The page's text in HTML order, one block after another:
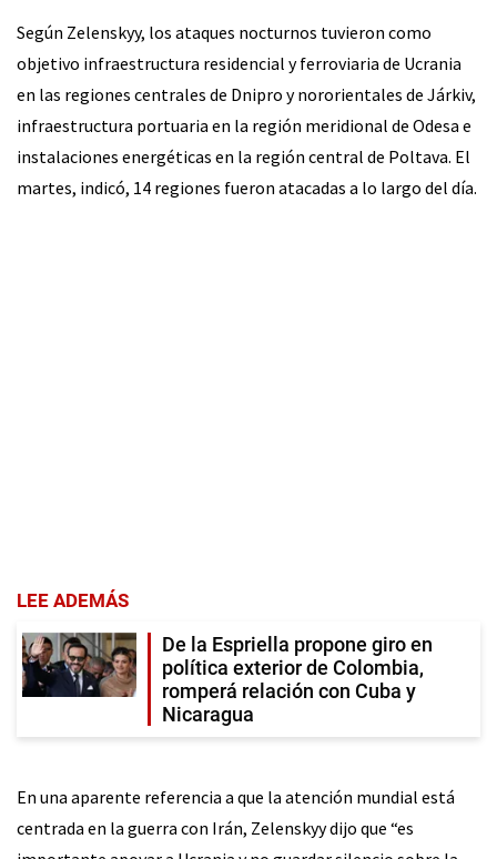
Según Zelenskyy, los ataques nocturnos tuvieron como
objetivo infraestructura residencial y ferroviaria de Ucrania
en las regiones centrales de Dnipro y nororientales de Járkiv,
infraestructura portuaria en la región meridional de Odesa e
instalaciones energéticas en la región central de Poltava. El
martes, indicó, 14 regiones fueron atacadas a lo largo del día.
LEE ADEMÁS
De la Espriella propone giro en
política exterior de Colombia,
romperá relación con Cuba y
Nicaragua
En una aparente referencia a que la atención mundial está
centrada en la guerra con Irán, Zelenskyy dijo que “es